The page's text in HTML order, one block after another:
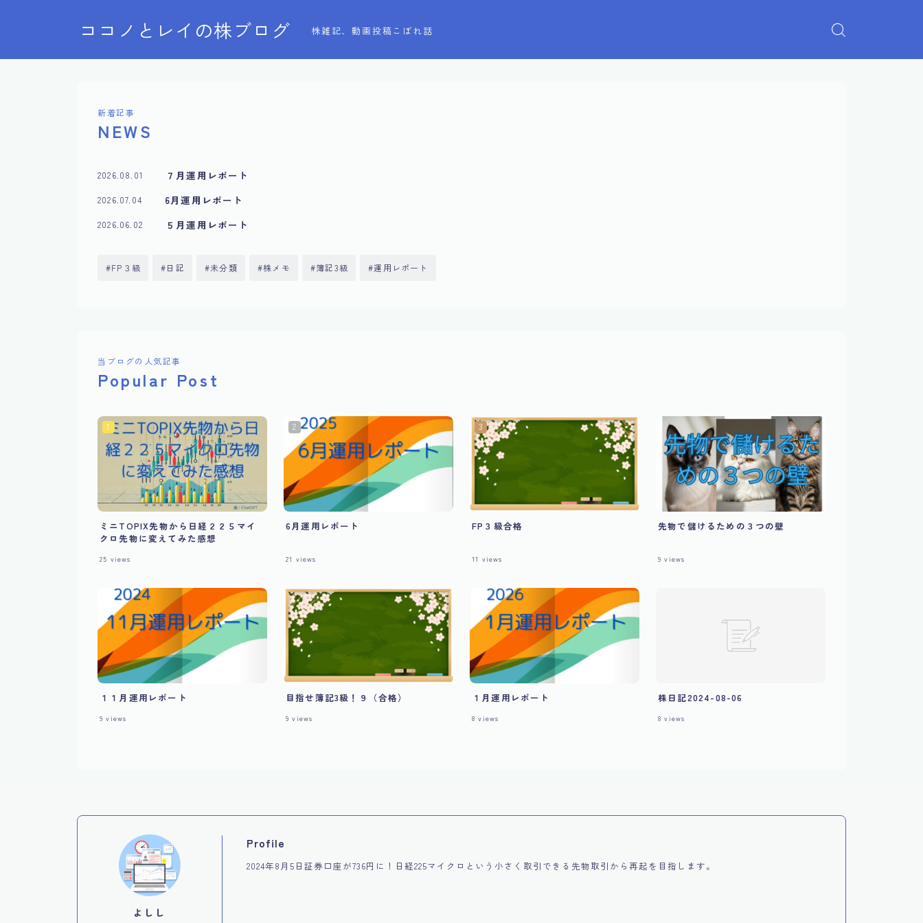
ココノとレイの株ブログ 株雑記、動画投稿こぼれ話
新着記事
NEWS
７月運用レポート
2026.08.01
6月運用レポート
2026.07.04
５月運用レポート
2026.06.02
FP３級 日記 未分類 株メモ 簿記3級 運用レポート
当ブログの人気記事
Popular Post
ミニTOPIX先物から日経２２５マイ
クロ先物に変えてみた感想
25 views
6月運用レポート
21 views
FP３級合格
11 views
先物で儲けるための３つの壁
9 views
１１月運用レポート
9 views
目指せ簿記3級！９（合格）
9 views
１月運用レポート
8 views
株日記2024-08-06
8 views
よしし
Profile
2024年8月5日証券口座が736円に！日経225マイクロという小さく取引できる先物取引から再起を目指します。